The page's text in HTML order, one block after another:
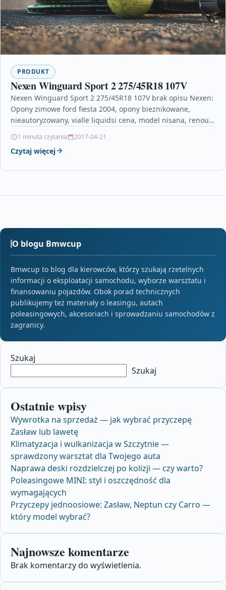
PRODUKT
Nexen Winguard Sport 2 275/45R18 107V
Nexen Winguard Sport 2 275/45R18 107V brak opisu Nexen:
Opony zimowe ford fiesta 2004, opony bieznikowane,
nieautoryzowany, vialle liquidsi cena, model nisana, renoult,
1 minuta czytania 2017-04-21
Czytaj więcej
O blogu Bmwcup
Bmwcup to blog dla kierowców, którzy szukają rzetelnych
informacji o eksploatacji samochodu, wyborze warsztatu i
finansowaniu pojazdów. Obok porad technicznych
publikujemy też materiały o leasingu, autach
poleasingowych, akcesoriach i sprowadzaniu samochodów z
zagranicy.
Szukaj
Szukaj
Ostatnie wpisy
Wywrotka na sprzedaż — jak wybrać przyczepę
Zasław lub lawetę
Klimatyzacja i wulkanizacja w Szczytnie —
sprawdzony warsztat dla Twojego auta
Naprawa deski rozdzielczej po kolizji — czy warto?
Poleasingowe MINI: styl i oszczędność dla
wymagających
Przyczepy jednoosiowe: Zasław, Neptun czy Carro —
który model wybrać?
Najnowsze komentarze
Brak komentarzy do wyświetlenia.